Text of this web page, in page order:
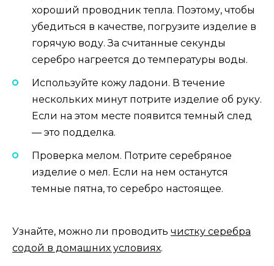
хороший проводник тепла. Поэтому, чтобы
убедиться в качестве, погрузите изделие в
горячую воду. За считанные секунды
серебро нагреется до температуры воды.
Используйте кожу ладони. В течение
нескольких минут потрите изделие об руку.
Если на этом месте появится темный след
— это подделка.
Проверка мелом. Потрите серебряное
изделие о мел. Если на нем останутся
темные пятна, то серебро настоящее.
Узнайте, можно ли проводить чистку серебра
содой в домашних условиях.